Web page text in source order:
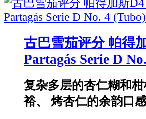
古巴雪茄评分 帕得
Partagás Serie D
复杂多层的杏仁糊和
裕、 烤杏仁的余韵口